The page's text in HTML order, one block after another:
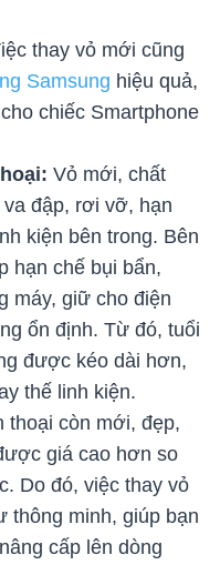
thay vỏ mới cũng
Samsung hiệu quả,
chiếc Smartphone
Vỏ mới, chất
đập, rơi vỡ, hạn
kiện bên trong. Bên
hạn chế bụi bẩn,
máy, giữ cho điện
ổn định. Từ đó, tuổi
được kéo dài hơn,
thế linh kiện.
thoại còn mới, đẹp,
giá cao hơn so
Do đó, việc thay vỏ
thông minh, giúp bạn
cấp lên dòng